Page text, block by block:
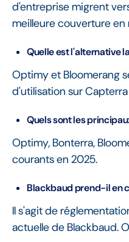
d'entreprise migrent
meilleure couverture
Quelle est l'alternative
Optimy et Bloomerang
d'utilisation sur Capterra
Quels sont les
Optimy, Bonterra,
courants en 2025.
Blackbaud prend-il en
Il s'agit de
actuelle de Blackbaud.